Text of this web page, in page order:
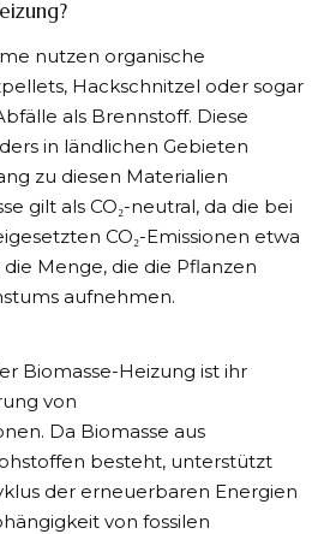
nutzen organische
Hackschnitzel oder sogar
als Brennstoff. Diese
in ländlichen Gebieten
zu diesen Materialien
gilt als CO₂-neutral, da die bei
CO₂-Emissionen etwa
Menge, die die Pflanzen
aufnehmen.
Biomasse-Heizung ist ihr
von
Da Biomasse aus
besteht, unterstützt
der erneuerbaren Energien
von fossilen